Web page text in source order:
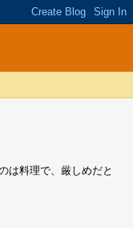
は料理で、厳しめだと